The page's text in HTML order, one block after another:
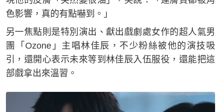
色影響，真的有點嚇到。」
另一焦點則是特別演出、獻出戲劇處女作的超人氣男
團「Ozone」主唱林佳辰，不少粉絲被他的演技吸
引，還開心表示未來等到林佳辰入伍服役，還能把這
部戲拿出來溫習。